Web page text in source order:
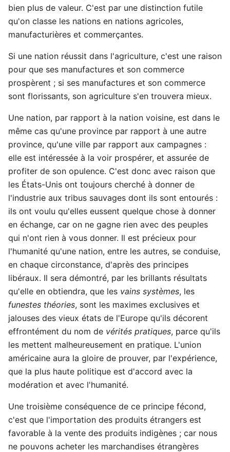
bien plus de valeur. C'est par une distinction futile
qu'on classe les nations en nations agricoles,
manufacturières et commerçantes.
Si une nation réussit dans l'agriculture, c'est une raison
pour que ses manufactures et son commerce
prospèrent ; si ses manufactures et son commerce
sont florissants, son agriculture s'en trouvera mieux.
Une nation, par rapport à la nation voisine, est dans le
même cas qu'une province par rapport à une autre
province, qu'une ville par rapport aux campagnes :
elle est intéressée à la voir prospérer, et assurée de
profiter de son opulence. C'est donc avec raison que
les États-Unis ont toujours cherché à donner de
l'industrie aux tribus sauvages dont ils sont entourés :
ils ont voulu qu'elles eussent quelque chose à donner
en échange, car on ne gagne rien avec des peuples
qui n'ont rien à vous donner. Il est précieux pour
l'humanité qu'une nation, entre les autres, se conduise,
en chaque circonstance, d'après des principes
libéraux. Il sera démontré, par les brillants résultats
qu'elle en obtiendra, que les vains systèmes, les
funestes théories, sont les maximes exclusives et
jalouses des vieux états de l'Europe qu'ils décorent
effrontément du nom de vérités pratiques, parce qu'ils
les mettent malheureusement en pratique. L'union
américaine aura la gloire de prouver, par l'expérience,
que la plus haute politique est d'accord avec la
modération et avec l'humanité.
Une troisième conséquence de ce principe fécond,
c'est que l'importation des produits étrangers est
favorable à la vente des produits indigènes ; car nous
ne pouvons acheter les marchandises étrangères